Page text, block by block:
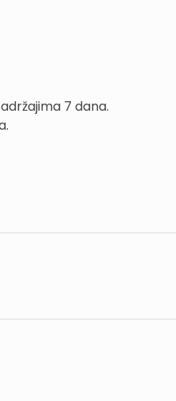
7 dana.